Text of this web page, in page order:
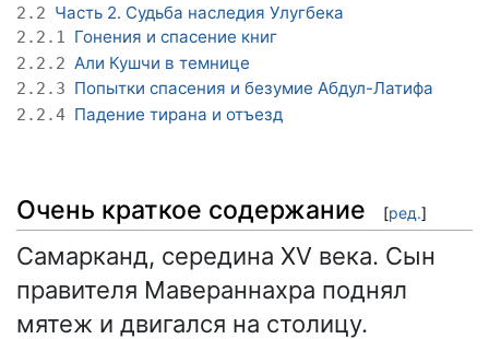
2.2 Часть 2. Судьба наследия Улугбека
2.2.1 Гонения и спасение книг
2.2.2 Али Кушчи в темнице
2.2.3 Попытки спасения и безумие Абдул-Латифа
2.2.4 Падение тирана и отъезд
Очень краткое содержание [ред.]
Самарканд, середина XV века. Сын
правителя Мавераннахра поднял
мятеж и двигался на столицу.